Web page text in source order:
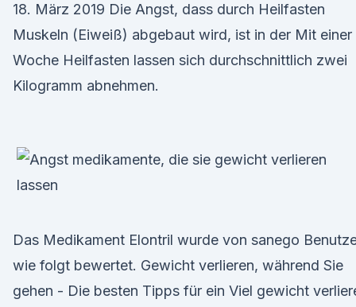
18. März 2019 Die Angst, dass durch Heilfasten
Muskeln (Eiweiß) abgebaut wird, ist in der Mit einer
Woche Heilfasten lassen sich durchschnittlich zwei
Kilogramm abnehmen.
Das Medikament Elontril wurde von sanego
wie folgt bewertet. Gewicht verlieren, während Sie
gehen - Die besten Tipps für ein Viel gewicht